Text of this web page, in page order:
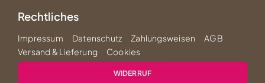
Rechtliches
Impressum Datenschutz Zahlungsweisen
AGB
Versand & Lieferung
Cookies
WIDERRUF